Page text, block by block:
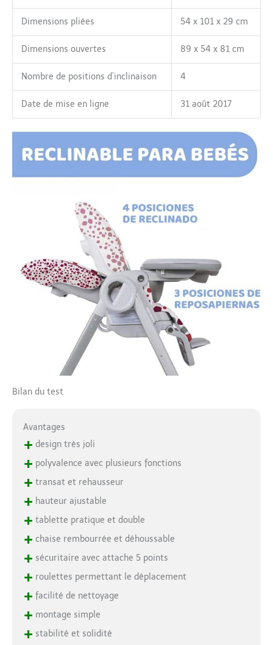
Dimensions pliées 54 x 101 x 29 cm
Dimensions ouvertes 89 x 54 x 81 cm
Nombre de positions d’inclinaison 4
Date de mise en ligne 31 août 2017
Bilan du test
Avantages
+ design très joli
+ polyvalence avec plusieurs fonctions
+ transat et rehausseur
+ hauteur ajustable
+ tablette pratique et double
+ chaise rembourrée et déhoussable
+ sécuritaire avec attache 5 points
+ roulettes permettant le déplacement
+ facilité de nettoyage
+ montage simple
+ stabilité et solidité